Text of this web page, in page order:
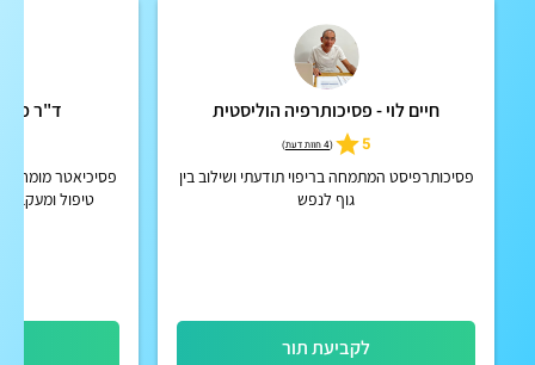
חיים לוי - פסיכותרפיה הוליסטית
5
(4 חוות דעת )
פסיכותרפיסט המתמחה בריפוי תודעתי ושילוב בין
גוף לנפש
לקביעת תור
ד"ר
פסיכיאטר מומחה
טיפול ומעקב